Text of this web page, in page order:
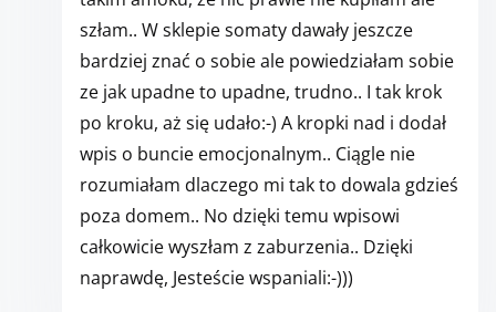
szłam.. W sklepie somaty dawały jeszcze
bardziej znać o sobie ale powiedziałam sobie
ze jak upadne to upadne, trudno.. I tak krok
po kroku, aż się udało:-) A kropki nad i dodał
wpis o buncie emocjonalnym.. Ciągle nie
rozumiałam dlaczego mi tak to dowala gdzieś
poza domem.. No dzięki temu wpisowi
całkowicie wyszłam z zaburzenia.. Dzięki
naprawdę, Jesteście wspaniali:-)))